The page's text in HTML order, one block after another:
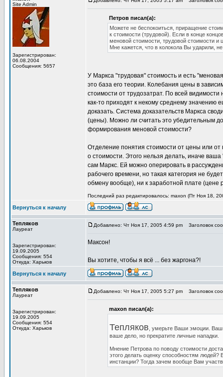
Site Admin
Зарегистрирован:
06.08.2004
Сообщения: 5657
Петров писал(а):
Можете не беспокоиться, приращение
к стоимости (трудовой). Если в конце
меновой стоимости, трудовой стоимости и
Мне кажется, что в колокола Вы ударили,
У Маркса "трудовая" стоимость и есть
это база его теории. Колебания цены в
стоимости от трудозатрат. По всей
как-то приходят к некому среднему значению
доказать. Система доказательств Маркса
(цены). Можно ли считать это убедительным
формирования меновой стоимости?
Отделение понятия стоимости от цены или
о стоимости. Этого нельзя делать, иначе
сам Маркс. Ей можно оперировать в
рабочего времени, но такая категория не
обмену вообще), ни к заработной плате (цене
Последний раз редактировалось: maxon (Пт Ноя 18,
Вернуться к началу
Тепляков
Лауреат
Зарегистрирован:
19.09.2005
Сообщения: 554
Откуда: Харьков
Добавлено: Чт Ноя 17, 2005 4:59 pm Заголовок
Максон!
Вы хотите, чтобы я всё ... без жаргона?!
Вернуться к началу
Тепляков
Лауреат
Зарегистрирован:
19.09.2005
Сообщения: 554
Откуда: Харьков
Добавлено: Чт Ноя 17, 2005 5:27 pm Заголовок
maxon писал(а):
Тепляков , умерьте Ваши эмоции.
ваше дело, но прекратите личные нападки.
Мнение Петрова по поводу стоимости
этого делать оценку способностям
инстанции? Тогда зачем вообще Вам